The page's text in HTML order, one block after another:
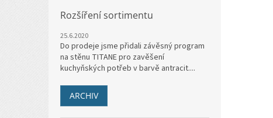
Rozšíření sortimentu
25.6.2020
Do prodeje jsme přidali závěsný program
na stěnu TITANE pro zavěšení
kuchyňských potřeb v barvě antracit....
ARCHIV